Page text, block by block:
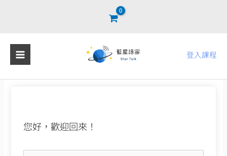
登入課程
您好，歡迎回來！